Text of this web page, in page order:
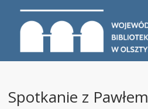
Spotkanie z Pawłem